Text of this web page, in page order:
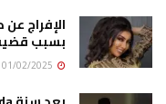
الإفراج
بسبب